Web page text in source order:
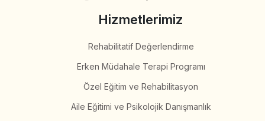
Hizmetlerimiz
Rehabilitatif Değerlendirme
Erken Müdahale Terapi Programı
Özel Eğitim ve Rehabilitasyon
Aile Eğitimi ve Psikolojik Danışmanlık